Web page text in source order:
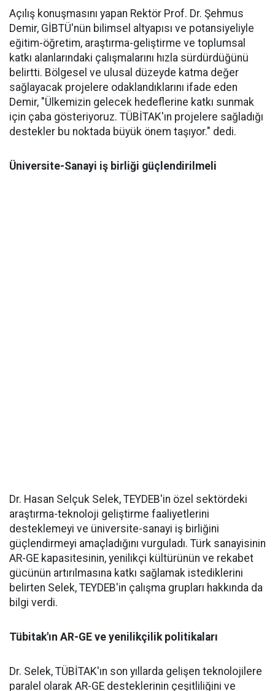
Açılış konuşmasını yapan Rektör Prof. Dr. Şehmus
Demir, GİBTÜ'nün bilimsel altyapısı ve potansiyeliyle
eğitim-öğretim, araştırma-geliştirme ve toplumsal
katkı alanlarındaki çalışmalarını hızla sürdürdüğünü
belirtti. Bölgesel ve ulusal düzeyde katma değer
sağlayacak projelere odaklandıklarını ifade eden
Demir, "Ülkemizin gelecek hedeflerine katkı sunmak
için çaba gösteriyoruz. TÜBİTAK'ın projelere sağladığı
destekler bu noktada büyük önem taşıyor." dedi.
Üniversite-Sanayi iş birliği güçlendirilmeli
Dr. Hasan Selçuk Selek, TEYDEB'in özel sektördeki
araştırma-teknoloji geliştirme faaliyetlerini
desteklemeyi ve üniversite-sanayi iş birliğini
güçlendirmeyi amaçladığını vurguladı. Türk sanayisinin
AR-GE kapasitesinin, yenilikçi kültürünün ve rekabet
gücünün artırılmasına katkı sağlamak istediklerini
belirten Selek, TEYDEB'in çalışma grupları hakkında da
bilgi verdi.
Tübitak'ın AR-GE ve yenilikçilik politikaları
Dr. Selek, TÜBİTAK'ın son yıllarda gelişen teknolojilere
paralel olarak AR-GE desteklerinin çeşitliliğini ve